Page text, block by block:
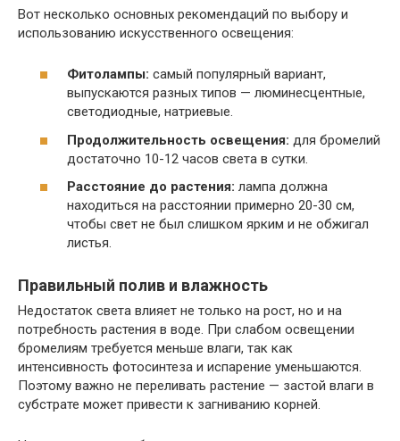
Вот несколько основных рекомендаций по выбору и
использованию искусственного освещения:
Фитолампы: самый популярный вариант,
выпускаются разных типов — люминесцентные,
светодиодные, натриевые.
Продолжительность освещения: для бромелий
достаточно 10-12 часов света в сутки.
Расстояние до растения: лампа должна
находиться на расстоянии примерно 20-30 см,
чтобы свет не был слишком ярким и не обжигал
листья.
Правильный полив и влажность
Недостаток света влияет не только на рост, но и на
потребность растения в воде. При слабом освещении
бромелиям требуется меньше влаги, так как
интенсивность фотосинтеза и испарение уменьшаются.
Поэтому важно не переливать растение — застой влаги в
субстрате может привести к загниванию корней.